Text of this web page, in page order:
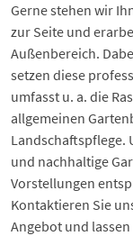
Gerne stehen wir
zur Seite und
Außenbereich.
setzen diese
umfasst u. a. die
allgemeinen
Landschaftspflege.
und nachhaltige
Vorstellungen
Kontaktieren Sie
Angebot und